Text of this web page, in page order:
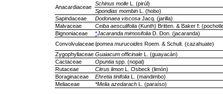
Anacardiaceae
Schinus molle L. (pirúl)
Spondias mombin L. (hobo)
Sapindaceae
Dodonaea viscosa Jacq. (jarilla)
Malvaceae
Ceiba aesculifolia (Kunth) Britten. & Baker f.
Bignoniaceae
*Jacaranda mimosifolia D. Don. (jacaranda)
ConvolvulaceaeIpomea murucoides Roem. & Schult. (cazahuate)
Zygophyllaceae Guaiacum officinale L. (guayacán)
Cactaceae
Opuntia spp. (nopal)
Rutaceae
Citrus limon L. Osbeck (limón)
Boraginaceae
Ehretia tinifolia L. (mandimbo)
Meliaceae
*Melia azedarach L. (paraíso)